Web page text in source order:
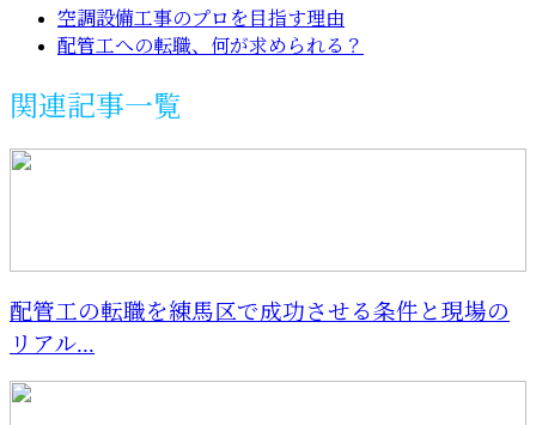
空調設備工事のプロを目指す理由
配管工への転職、何が求められる？
関連記事一覧
配管工の転職を練馬区で成功させる条件と現場の
リアル...